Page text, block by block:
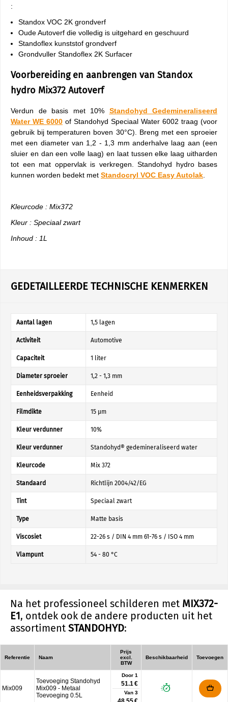
:
Standox VOC 2K grondverf
Oude Autoverf die volledig is uitgehard en geschuurd
Standoflex kunststof grondverf
Grondvuller Standoflex 2K Surfacer
Voorbereiding en aanbrengen van Standox
hydro Mix372 Autoverf
Verdun de basis met 10% Standohyd Gedemineraliseerd
Water WE 6000 of Standohyd Speciaal Water 6002 traag (voor
gebruik bij temperaturen boven 30°C). Breng met een sproeier
met een diameter van 1,2 - 1,3 mm anderhalve laag aan (een
sluier en dan een volle laag) en laat tussen elke laag uitharden
tot een mat oppervlak is verkregen. Standohyd hydro bases
kunnen worden bedekt met Standocryl VOC Easy Autolak
Kleurcode : Mix372
Kleur : Speciaal zwart
Inhoud : 1L
GEDETAILLEERDE TECHNISCHE KENMERKEN
Aantal lagen 1,5 lagen
Activiteit Automotive
Capaciteit 1 liter
Diameter sproeier 1,2 - 1,3 mm
Eenheidsverpakking Eenheid
Filmdikte 15 µm
Kleur verdunner 10%
Kleur verdunner Standohyd® gedemineraliseerd water
Kleurcode Mix 372
Standaard Richtlijn 2004/42/EG
Tint Speciaal zwart
Type Matte basis
Viscosiet 22-26 s / DIN 4 mm 61-76 s / ISO 4 mm
Vlampunt 54 - 80 °C
Na het professioneel schilderen met MIX372-
E1, ontdek ook de andere producten uit het
assortiment STANDOHYD:
Referentie Naam
Prijs
excl.
BTW
Beschikbaarheid Toevoegen
Mix009
Toevoeging Standohyd
Mix009 - Metaal
Toevoeging 0.5L
Door 1
51.1 €
Van 3